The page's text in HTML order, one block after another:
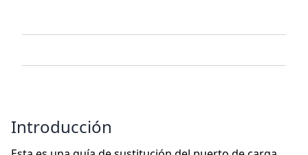
Introducción